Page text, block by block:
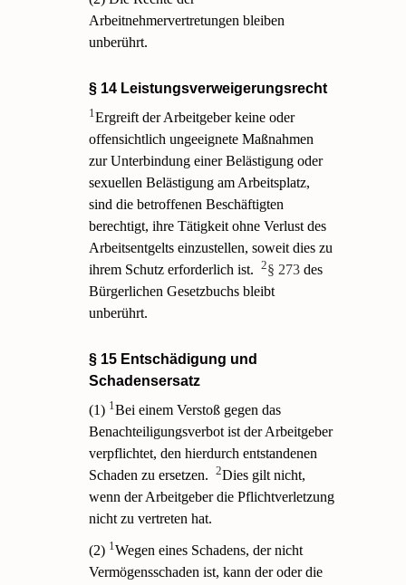
Arbeitnehmervertretungen bleiben
unberührt.
§ 14 Leistungsverweigerungsrecht
1Ergreift der Arbeitgeber keine oder
offensichtlich ungeeignete Maßnahmen
zur Unterbindung einer Belästigung oder
sexuellen Belästigung am Arbeitsplatz,
sind die betroffenen Beschäftigten
berechtigt, ihre Tätigkeit ohne Verlust des
Arbeitsentgelts einzustellen, soweit dies zu
ihrem Schutz erforderlich ist.
2§ 273 des
Bürgerlichen Gesetzbuchs bleibt
unberührt.
§ 15 Entschädigung und
Schadensersatz
(1) 1Bei einem Verstoß gegen das
Benachteiligungsverbot ist der Arbeitgeber
verpflichtet, den hierdurch entstandenen
Schaden zu ersetzen.
2Dies gilt nicht,
wenn der Arbeitgeber die Pflichtverletzung
nicht zu vertreten hat.
(2) 1Wegen eines Schadens, der nicht
Vermögensschaden ist, kann der oder die